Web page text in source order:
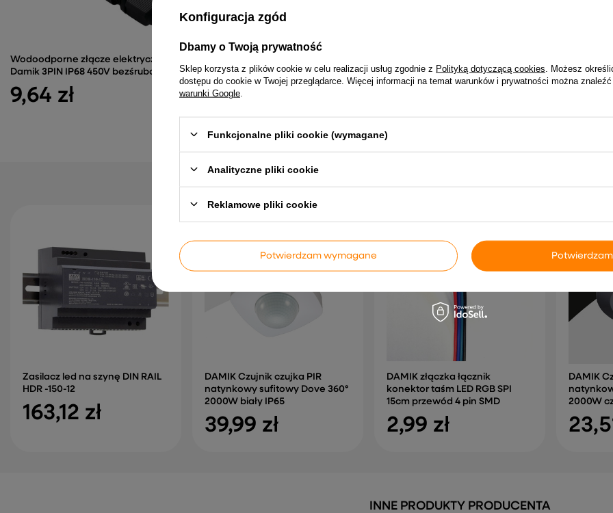
Wodoodporne złącze elektryczne
Damik 3PIN IP68 450V bezśrubowe
9,64 zł
Zigbee 3.0 TUYA RGBW RGB+CCT Mi-
Light
natynkowy sufitowy Finch 360°
2000W czarny
narożny
Zasilacz led na szynę DIN RAIL
HDR -150-12
163,12 zł
DAMIK Czujnik czujka PIR
natynkowy sufitowy Dove 360°
2000W biały IP65
39,99 zł
DAMIK złączka łącznik
konektor taśm LED RGB SPI
15cm przewód 4 pin SMD
2,99 zł
DAMIK
2000W
INNE PRODUKTY PRODUCENTA
Konfiguracja zgód
Dbamy o Twoją prywatność
Sklep korzysta z plików cookie w celu realizacji usług zgodnie z Polityką dotyczącą cookies . Możesz
dostępu do cookie w Twojej przeglądarce. Więcej informacji na temat warunków i prywatności można
warunki Google
Funkcjonalne pliki cookie (wymagane)
Analityczne pliki cookie
Reklamowe pliki cookie
Potwierdzam wymagane